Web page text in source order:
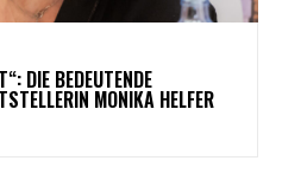
DIE BEDEUTENDE
MONIKA HELFER